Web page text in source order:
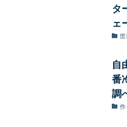
タ
ェ
世
自
番
調
作